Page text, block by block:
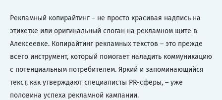
Рекламный копирайтинг – не просто красивая надпись на
этикетке или оригинальный слоган на рекламном щите в
Алексеевке. Копирайтинг рекламных текстов – это прежде
всего инструмент, который помогает наладить коммуникацию
с потенциальным потребителем. Яркий и запоминающийся
текст, как утверждают специалисты PR-сферы, – уже
половина успеха рекламной кампании.